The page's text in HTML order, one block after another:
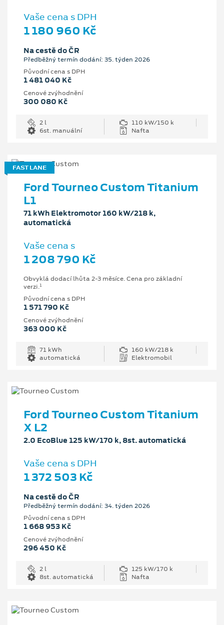
Vaše cena s DPH
1 180 960 Kč
Na cestě do ČR
Předběžný termín dodání: 35. týden 2026
Původní cena s DPH
1 481 040 Kč
Cenové zvýhodnění
300 080 Kč
2 l
110 kW/150 k
6st. manuální
Nafta
FAST LANE
Ford Tourneo Custom Titanium
L1
71 kWh Elektromotor 160 kW/218 k,
automatická
Vaše cena s
1 208 790 Kč
Obvyklá dodací lhůta 2-3 měsíce. Cena pro základní
verzi.1
Původní cena s DPH
1 571 790 Kč
Cenové zvýhodnění
363 000 Kč
71 kWh
160 kW/218 k
automatická
Elektromobil
Ford Tourneo Custom Titanium
X L2
2.0 EcoBlue 125 kW/170 k, 8st. automatická
Vaše cena s DPH
1 372 503 Kč
Na cestě do ČR
Předběžný termín dodání: 34. týden 2026
Původní cena s DPH
1 668 953 Kč
Cenové zvýhodnění
296 450 Kč
2 l
125 kW/170 k
8st. automatická
Nafta